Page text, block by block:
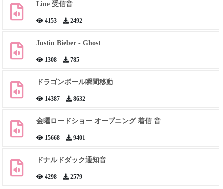
Line 受信音
4153 2492
Justin Bieber - Ghost
1308 785
ドラゴンボール瞬間移動
14387 8632
金曜ロードショー オープニング 着信 音
15668 9401
ドナルドダック通知音
4298 2579